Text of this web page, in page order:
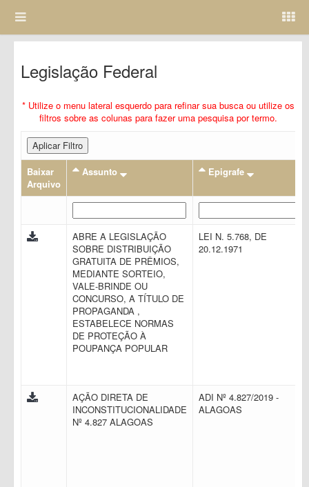
Legislação Federal
* Utilize o menu lateral esquerdo para refinar sua busca ou utilize os
filtros sobre as colunas para fazer uma pesquisa por termo.
Aplicar Filtro
Baixar
Arquivo
Assunto Epigrafe
ABRE A LEGISLAÇÃO
SOBRE DISTRIBUIÇÃO
GRATUITA DE PRÊMIOS,
MEDIANTE SORTEIO,
VALE-BRINDE OU
CONCURSO, A TÍTULO DE
PROPAGANDA ,
ESTABELECE NORMAS
DE PROTEÇÃO À
POUPANÇA POPULAR
LEI N. 5.768, DE
20.12.1971
AÇÃO DIRETA DE
INCONSTITUCIONALIDADE
Nº 4.827 ALAGOAS
ADI Nº 4.827/2019 -
ALAGOAS